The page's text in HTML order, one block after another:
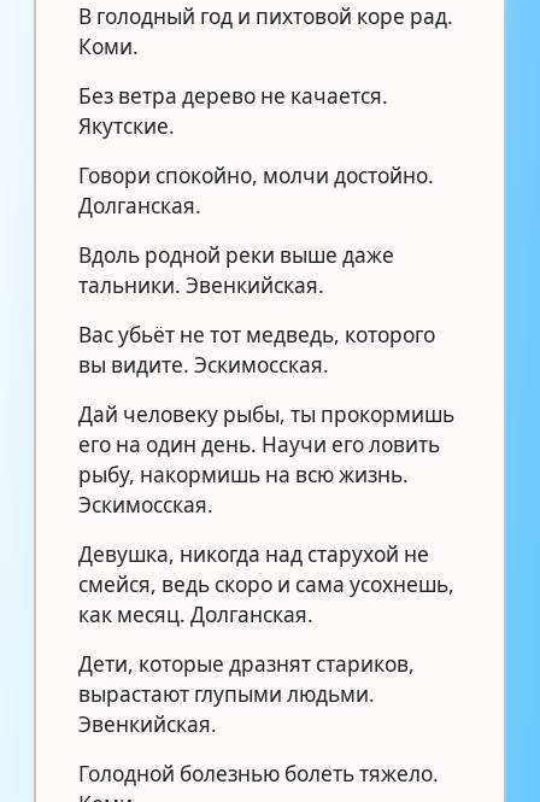
В голодный год и пихтовой коре рад.
Коми.
Без ветра дерево не качается.
Якутские.
Говори спокойно, молчи достойно.
Долганская.
Вдоль родной реки выше даже
тальники. Эвенкийская.
Вас убьёт не тот медведь, которого
вы видите. Эскимосская.
Дай человеку рыбы, ты прокормишь
его на один день. Научи его ловить
рыбу, накормишь на всю жизнь.
Эскимосская.
Девушка, никогда над старухой не
смейся, ведь скоро и сама усохнешь,
как месяц. Долганская.
Дети, которые дразнят стариков,
вырастают глупыми людьми.
Эвенкийская.
Голодной болезнью болеть тяжело.